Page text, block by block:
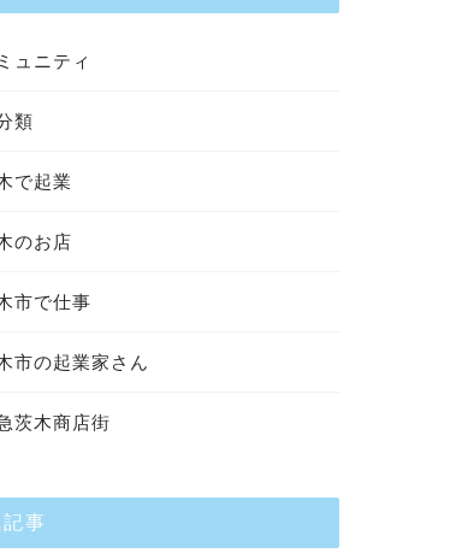
ュニティ
類
で起業
のお店
市で仕事
市の起業家さん
茨木商店街
事